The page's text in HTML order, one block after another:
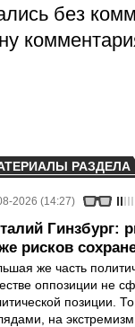
без
РАЗДЕЛА
2026 (14:27)
Гинзбург:
рисков
же часть
оппозиции не
позиции.
на